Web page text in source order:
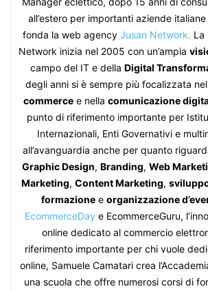
all’estero per importanti aziende
fonda la web agency Jusan Network. La
Network inizia nel 2005 con un’ampia
campo del IT e della Digital
degli anni si è sempre più focalizzata
commercee nella comunicazione
punto di riferimento importante per
Internazionali, Enti Governativi e
all’avanguardia anche per quanto
Graphic Design, Branding, Web
Marketing, Content Marketing,
formazione e organizzazione
EcommerceDay e EcommerceGuru,
online dedicato al commercio
riferimento importante per chi vuole
online, Samuele Camatari crea
una scuola che offre numerosi corsi di